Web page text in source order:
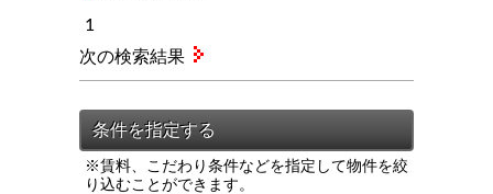
1
※賃料、こだわり条件などを指定して物件を絞
り込むことができます。